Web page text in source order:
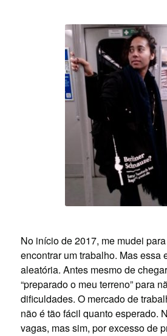
No início de 2017, me mudei
encontrar um trabalho. Mas essa
aleatória. Antes mesmo de
“preparado o meu terreno” para
dificuldades. O mercado de
não é tão fácil quanto esperado.
vagas, mas sim, por excesso de